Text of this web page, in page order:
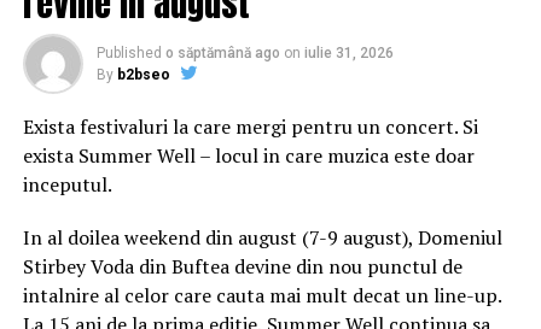
1-0.
New York City FC a restabilit egalitatea prin Ismael
Tajouri, Ã®n minutul 69. Fotbalistul din Libia a fost
gÄsit excelent Ã®n careu de Moralez Èi a reluat Ã®n
plasÄ.
Scorul final a fost stabilit de acelaÈi Alejandro Pozuelo,
Ã®n minutul 90, dupÄ o nouÄ gafÄ Ã®n defensiva
gazdelor. Ronald Matarrita a avut o intervenÈie
imprudentÄ Ã®n careu asupra lui Richie Laryea, iar
arbitrul a dictat penalty. Pozuelo a transformat lovitura
Published o săptămână ago on iulie 31, 2026
By b2bseo
Exista festivaluri la care mergi pentru un concert. Si
exista Summer Well – locul in care muzica este doar
inceputul.
In al doilea weekend din august (7-9 august), Domeniul
Stirbey Voda din Buftea devine din nou punctul de
intalnire al celor care cauta mai mult decat un line-up.